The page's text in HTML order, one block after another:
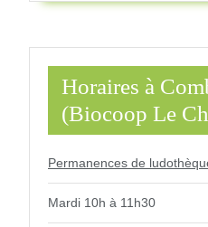
Horaires à
(Biocoop Le
Permanences de
Mardi 10h à 11h30